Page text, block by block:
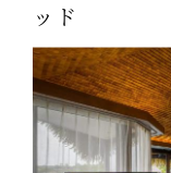
ッド